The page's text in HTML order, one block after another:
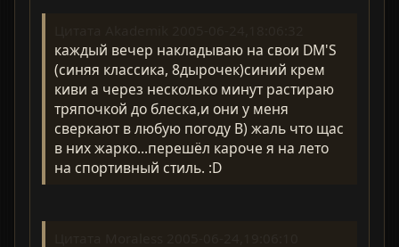
каждый вечер накладываю на свои DM'S
(синяя классика, 8дырочек)синий крем
киви а через несколько минут растираю
тряпочкой до блеска,и они у меня
сверкают в любую погоду B) жаль что щас
в них жарко...перешёл кароче я на лето
на спортивный стиль. :D